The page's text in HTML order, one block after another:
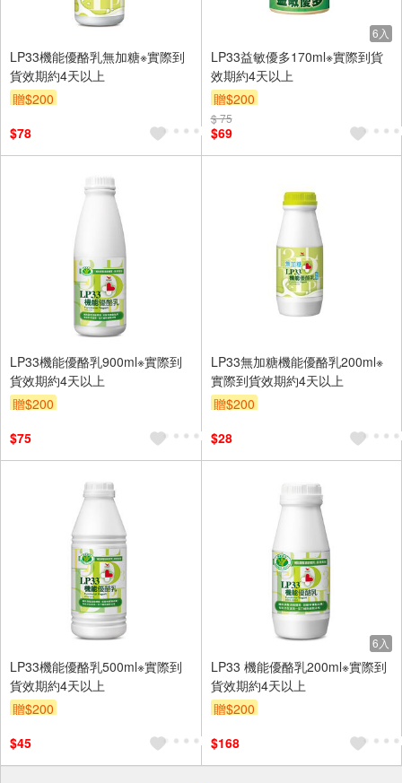
LP33機能優酪乳無加糖※實際到
貨效期約4天以上
贈$200
$78
6入
LP33益敏優多170ml※實際到貨
效期約4天以上
贈$200
$ 75
$69
LP33機能優酪乳900ml※實際到
貨效期約4天以上
贈$200
$75
LP33無加糖機能優酪乳200ml※
實際到貨效期約4天以上
贈$200
$28
LP33機能優酪乳500ml※實際到
貨效期約4天以上
贈$200
$45
6入
LP33 機能優酪乳200ml※實際到
貨效期約4天以上
贈$200
$168